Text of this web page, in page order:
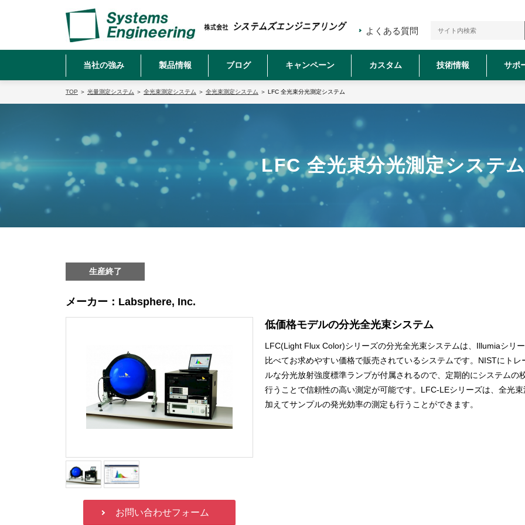
よくある質問
当社の強み 製品情報 ブログ キャンペーン カスタム 技術情報 サポ
TOP ＞ 光量測定システム ＞ 全光束測定システム ＞ 全光束測定システム ＞ LFC 全光束分光測定システム
LFC 全光束分光測定システ
生産終了
メーカー：Labsphere, Inc.
低価格モデルの分光全光束システム
LFC(Light Flux Color)シリーズの分光全光束システムは、Illumiaシリ
比べてお求めやすい価格で販売されているシステムです。NISTにトレ
ルな分光放射強度標準ランプが付属されるので、定期的にシステムの
行うことで信頼性の高い測定が可能です。LFC-LEシリーズは、全光
加えてサンプルの発光効率の測定も行うことができます。
お問い合わせフォーム